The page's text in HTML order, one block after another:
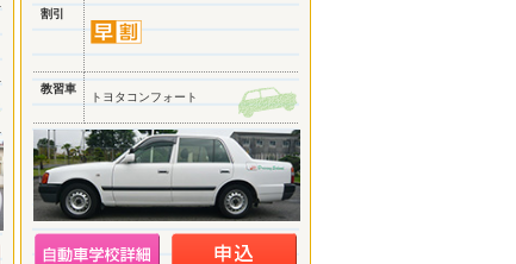
割引
教習車
トヨタコンフォート